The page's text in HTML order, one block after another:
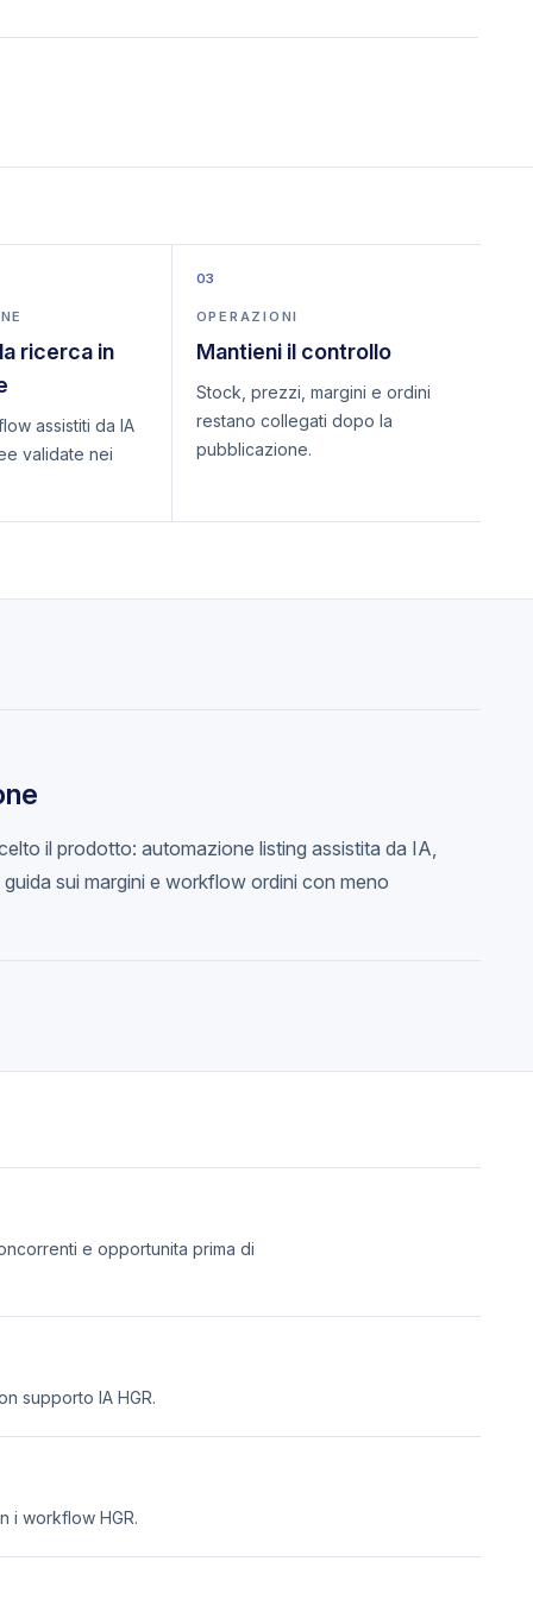
ricerca in
assistiti da IA
validate nei
03
OPERAZIONI
Mantieni il controllo
Stock, prezzi, margini e ordini
restano collegati dopo la
pubblicazione.
il prodotto: automazione listing assistita da IA,
sui margini e workflow ordini con meno
e opportunita prima di
supporto IA HGR.
i workflow HGR.